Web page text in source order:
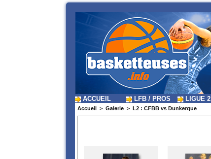
ACCUEIL LFB / PROS LIGUE 2
Accueil > Galerie > L2 : CFBB vs Dunkerque